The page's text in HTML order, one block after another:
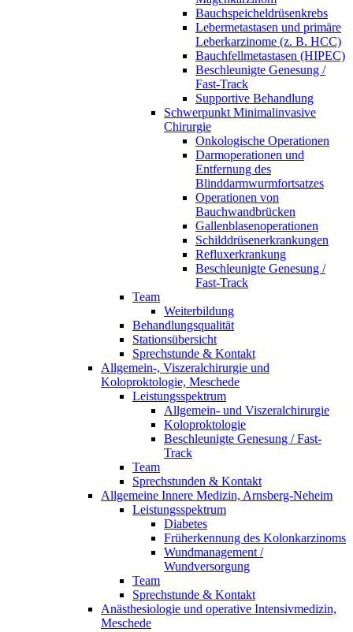
Bauchspeicheldrüsenkrebs
Lebermetastasen und primäre
Leberkarzinome (z. B. HCC)
Bauchfellmetastasen (HIPEC)
Beschleunigte Genesung /
Fast-Track
Supportive Behandlung
Schwerpunkt Minimalinvasive
Chirurgie
Onkologische Operationen
Darmoperationen und
Entfernung des
Blinddarmwurmfortsatzes
Operationen von
Bauchwandbrücken
Gallenblasenoperationen
Schilddrüsenerkrankungen
Refluxerkrankung
Beschleunigte Genesung /
Fast-Track
Team
Weiterbildung
Behandlungsqualität
Stationsübersicht
Sprechstunde & Kontakt
Allgemein-, Viszeralchirurgie und
Koloproktologie, Meschede
Leistungsspektrum
Allgemein- und Viszeralchirurgie
Koloproktologie
Beschleunigte Genesung / Fast-
Track
Team
Sprechstunden & Kontakt
Allgemeine Innere Medizin, Arnsberg-Neheim
Leistungsspektrum
Diabetes
Früherkennung des Kolonkarzinoms
Wundmanagement /
Wundversorgung
Team
Sprechstunde & Kontakt
Anästhesiologie und operative Intensivmedizin,
Meschede